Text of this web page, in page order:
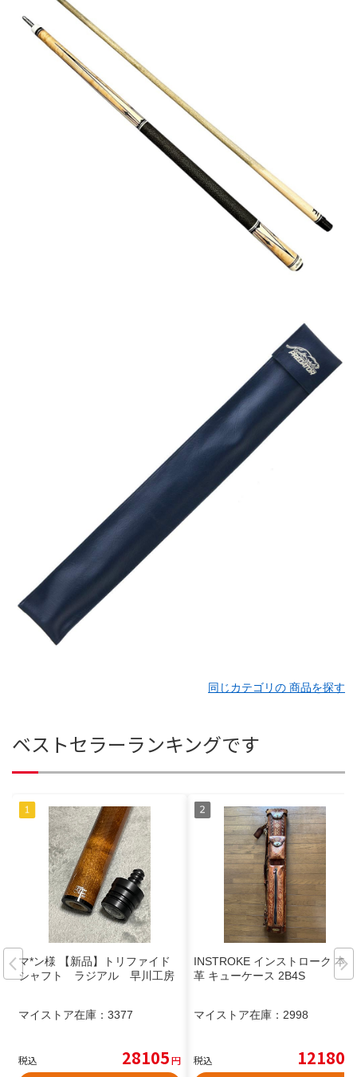
同じカテゴリの 商品を探す
ベストセラーランキングです
マ*ン様 【新品】トリファイド
シャフト ラジアル 早川工房
マイストア在庫： 3377
税込 28105円
INSTROKE インストローク 本
革 キューケース 2B4S
マイストア在庫： 2998
税込 12180